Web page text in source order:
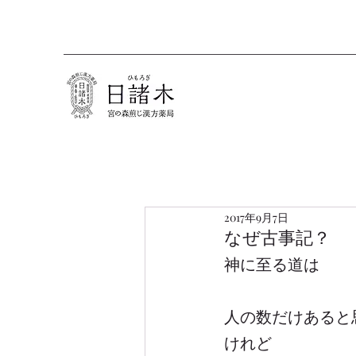
なぜ古事記？
2017年9月7日
神に至る道は
人の数だけある
けれど